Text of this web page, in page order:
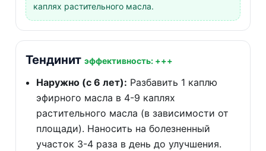
каплях растительного масла.
Тендинит эффективность: +++
Наружно (с 6 лет): Разбавить 1 каплю
эфирного масла в 4-9 каплях
растительного масла (в зависимости от
площади). Наносить на болезненный
участок 3-4 раза в день до улучшения.